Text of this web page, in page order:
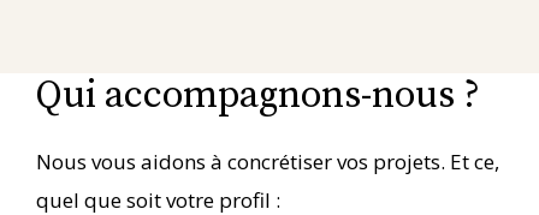
Qui accompagnons-nous ?
Nous vous aidons à concrétiser vos projets. Et ce,
quel que soit votre profil :